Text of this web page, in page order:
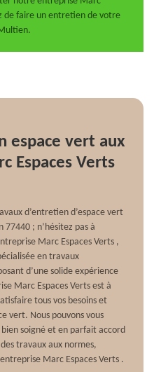
de faire un entretien de votre
espace vert aux
Espaces Verts
d’entretien d’espace vert
77440 ; n’hésitez pas à
Marc Espaces Verts ,
en travaux
d’une solide expérience
Marc Espaces Verts est à
tous vos besoins et
vert. Nous pouvons vous
soigné et en parfait accord
travaux aux normes,
Marc Espaces Verts .